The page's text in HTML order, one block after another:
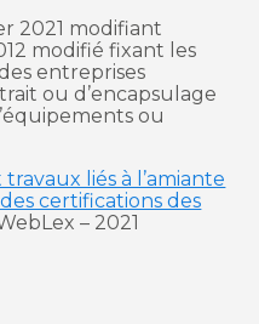
2021 modifiant
modifié fixant les
entreprises
ou d’encapsulage
ou
liés à l’amiante
certifications des
– 2021